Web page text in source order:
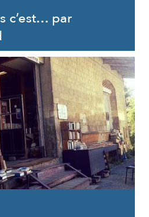
c’est… par